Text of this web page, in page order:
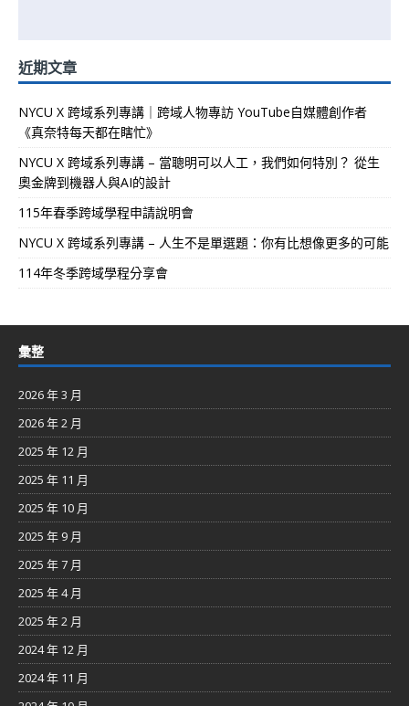
近期文章
NYCU X 跨域系列專講｜跨域人物專訪 YouTube自媒體創作者
《真奈特每天都在瞎忙》
NYCU X 跨域系列專講 – 當聰明可以人工，我們如何特別？ 從生
奧金牌到機器人與AI的設計
115年春季跨域學程申請說明會
NYCU X 跨域系列專講 – 人生不是單選題：你有比想像更多的可能
114年冬季跨域學程分享會
彙整
2026 年 3 月
2026 年 2 月
2025 年 12 月
2025 年 11 月
2025 年 10 月
2025 年 9 月
2025 年 7 月
2025 年 4 月
2025 年 2 月
2024 年 12 月
2024 年 11 月